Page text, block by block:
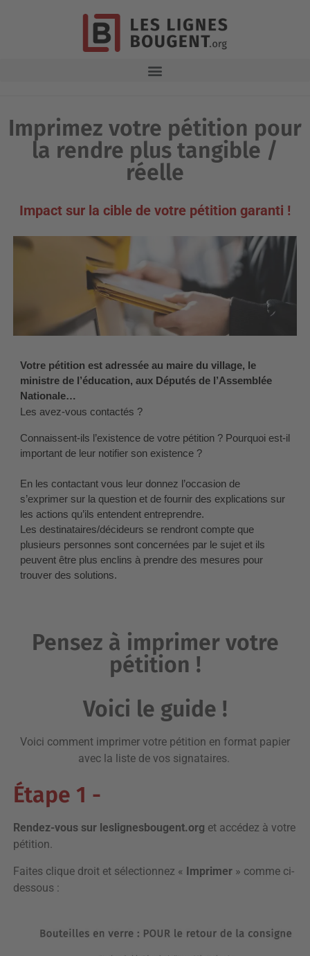
Imprimez votre pétition pour
la rendre plus tangible /
réelle
Impact sur la cible de votre pétition garanti !
Votre pétition est adressée au maire du village, le
ministre de l’éducation, aux Députés de l’Assemblée
Nationale…
Les avez-vous contactés ?
Connaissent-ils l’existence de votre pétition ? Pourquoi est-il
important de leur notifier son existence ?
En les contactant vous leur donnez l’occasion de
s’exprimer sur la question et de fournir des explications sur
les actions qu’ils entendent entreprendre.
Les destinataires/décideurs se rendront compte que
plusieurs personnes sont concernées par le sujet et ils
peuvent être plus enclins à prendre des mesures pour
trouver des solutions.
Pensez à imprimer votre
pétition !
Voici le guide !
Voici comment imprimer votre pétition en format papier
avec la liste de vos signataires.
Étape 1 -
Rendez-vous sur leslignesbougent.org et accédez à votre
pétition.
Faites clique droit et sélectionnez « Imprimer » comme ci-
dessous :